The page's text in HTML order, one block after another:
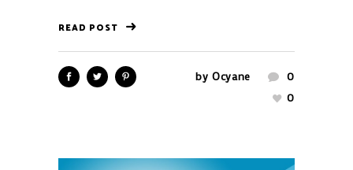
READ POST
by Ocyane
0
0